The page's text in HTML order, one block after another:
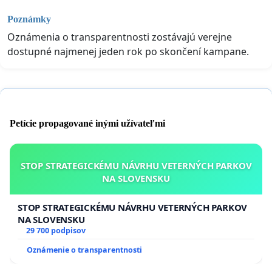
Poznámky
Oznámenia o transparentnosti zostávajú verejne
dostupné najmenej jeden rok po skončení kampane.
Petície propagované inými užívateľmi
STOP STRATEGICKÉMU NÁVRHU VETERNÝCH PARKOV
NA SLOVENSKU
STOP STRATEGICKÉMU NÁVRHU VETERNÝCH PARKOV
NA SLOVENSKU
29 700 podpisov
Oznámenie o transparentnosti